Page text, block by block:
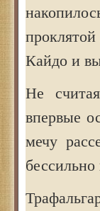
Кайдо и
Не
впервые
мечу